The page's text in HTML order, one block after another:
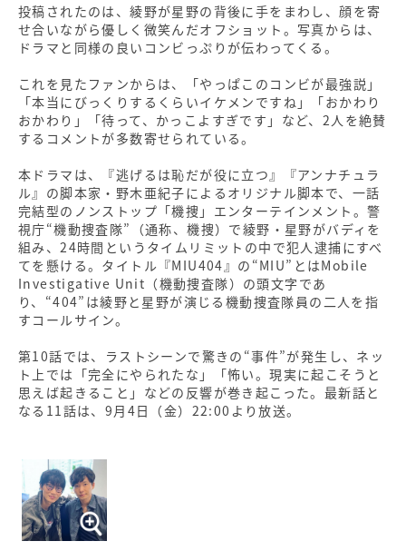
投稿されたのは、綾野が星野の背後に手をまわし、顔を寄
せ合いながら優しく微笑んだオフショット。写真からは、
ドラマと同様の良いコンビっぷりが伝わってくる。
これを見たファンからは、「やっぱこのコンビが最強説」
「本当にびっくりするくらいイケメンですね」「おかわり
おかわり」「待って、かっこよすぎです」など、2人を絶賛
するコメントが多数寄せられている。
本ドラマは、『逃げるは恥だが役に立つ』『アンナチュラ
ル』の脚本家・野木亜紀子によるオリジナル脚本で、一話
完結型のノンストップ「機捜」エンターテインメント。警
視庁“機動捜査隊”（通称、機捜）で綾野・星野がバディを
組み、24時間というタイムリミットの中で犯人逮捕にすべ
てを懸ける。タイトル『MIU404』の“MIU”とはMobile
Investigative Unit（機動捜査隊）の頭文字であ
り、“404”は綾野と星野が演じる機動捜査隊員の二人を指
すコールサイン。
第10話では、ラストシーンで驚きの“事件”が発生し、ネッ
ト上では「完全にやられたな」「怖い。現実に起こそうと
思えば起きること」などの反響が巻き起こった。最新話と
なる11話は、9月4日（金）22:00より放送。